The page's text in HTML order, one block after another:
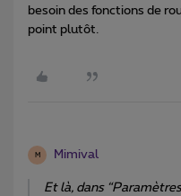
besoin des fonctions de
point plutôt.
M Mimival
Et là, dans